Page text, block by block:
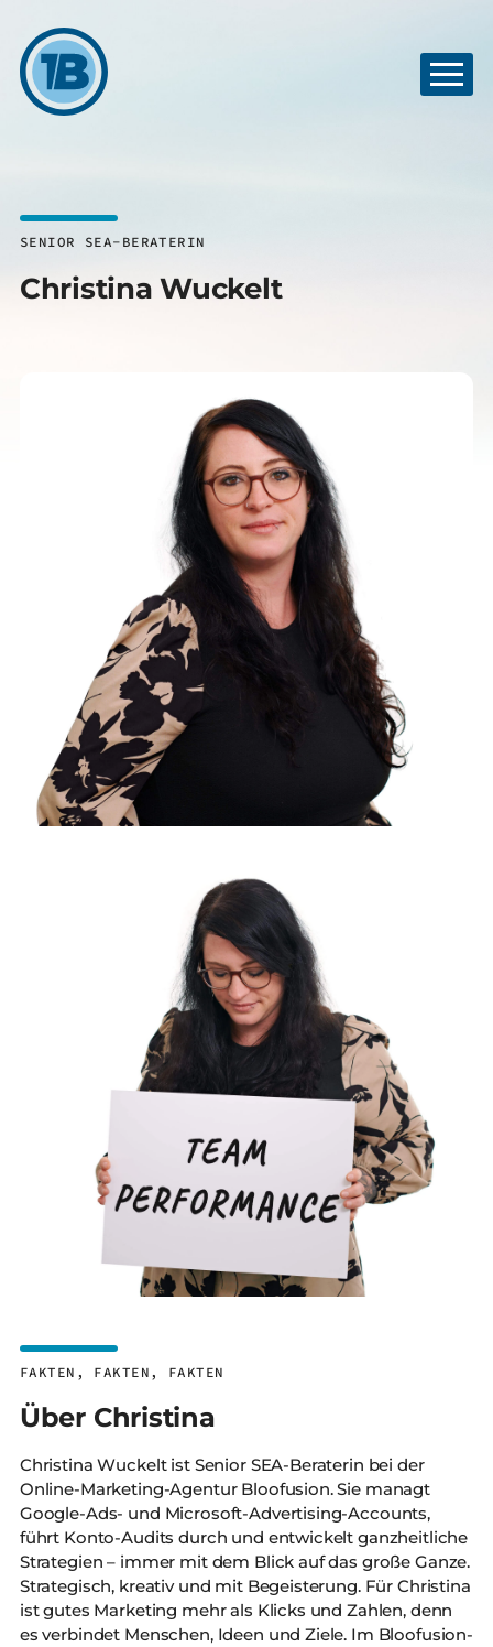
SENIOR SEA-BERATERIN
Christina Wuckelt
FAKTEN, FAKTEN, FAKTEN
Über Christina
Christina Wuckelt ist Senior SEA-Beraterin bei der
Online-Marketing-Agentur Bloofusion. Sie managt
Google-Ads- und Microsoft-Advertising-Accounts,
führt Konto-Audits durch und entwickelt ganzheitliche
Strategien – immer mit dem Blick auf das große Ganze.
Strategisch, kreativ und mit Begeisterung. Für Christina
ist gutes Marketing mehr als Klicks und Zahlen, denn
es verbindet Menschen, Ideen und Ziele. Im Bloofusion-